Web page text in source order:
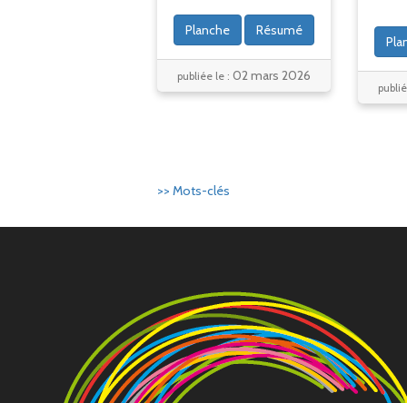
Planche Résumé
publiée le :02 mars 2026
>> Mots-clés